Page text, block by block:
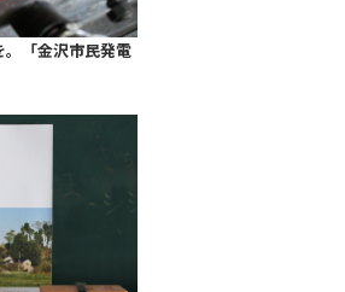
「金沢市民発電